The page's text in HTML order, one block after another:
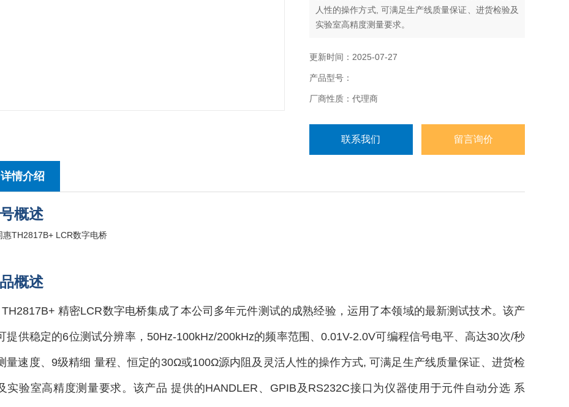
人性的操作方式, 可满足生产线质量保证、进货检验及
实验室高精度测量要求。
更新时间：2025-07-27
产品型号：
厂商性质：代理商
联系我们 留言询价
详情介绍
概述
概述
TH2817B+ 精密LCR数字电桥集成了本公司多年元件测试的成熟经验，运用了本领域的最新测试技术。该产
提供稳定的6位测试分辨率，50Hz-100kHz/200kHz的频率范围、0.01V-2.0V可编程信号电平、高达30次/秒
量速度、9级精细 量程、恒定的30Ω或100Ω源内阻及灵活人性的操作方式, 可满足生产线质量保证、进货检
实验室高精度测量要求。该产品 提供的HANDLER、GPIB及RS232C接口为仪器使用于元件自动分选 系